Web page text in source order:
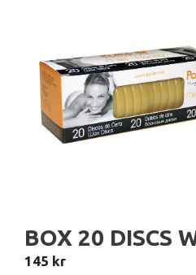
BOX 20 DISCS
145 kr